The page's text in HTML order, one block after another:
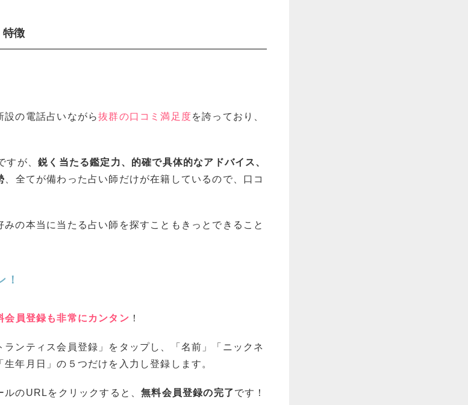
徴
設の電話占いながら抜群の口コミ満足度を誇っており、
すが、鋭く当たる鑑定力、的確で具体的なアドバイス、
、全てが備わった占い師だけが在籍しているので、口コ
の本当に当たる占い師を探すこともきっとできること
！
会員登録も非常にカンタン ！
ランティス会員登録」をタップし、「名前」「ニックネ
年月日」の５つだけを入力し登録します。
ルのURLをクリックすると、無料会員登録の完了です！